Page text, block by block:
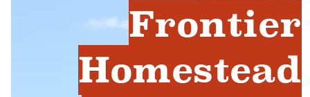
Frontier
Homestead